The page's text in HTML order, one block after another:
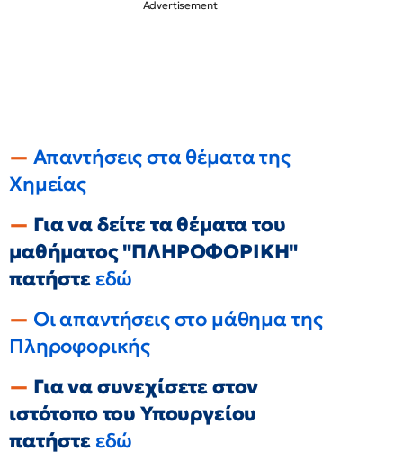
Απαντήσεις στα θέματα της
Χημείας
Για να δείτε τα θέματα του
μαθήματος "ΠΛΗΡΟΦΟΡΙΚΗ"
πατήστε εδώ
Οι απαντήσεις στο μάθημα της
Πληροφορικής
Για να συνεχίσετε στον
ιστότοπο του Υπουργείου
πατήστε εδώ